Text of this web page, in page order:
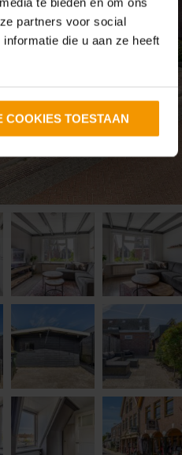
partners voor social
die u aan ze heeft
COOKIES TOESTAAN